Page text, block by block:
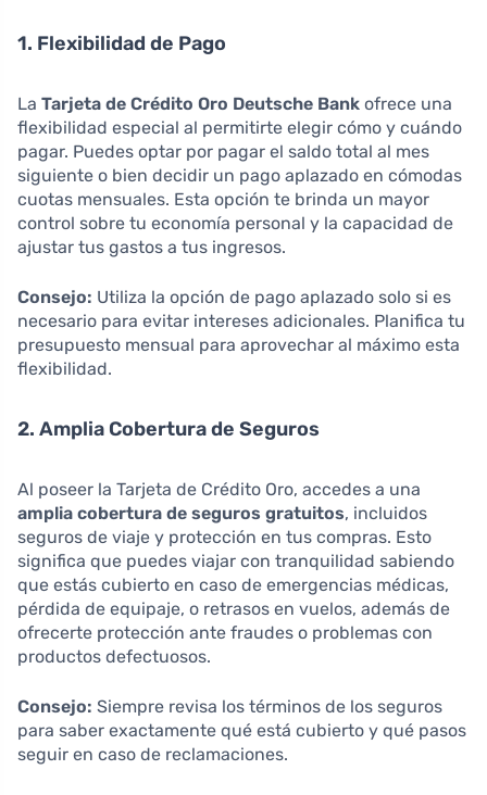
1. Flexibilidad de Pago
La Tarjeta de Crédito Oro Deutsche Bank ofrece una
flexibilidad especial al permitirte elegir cómo y cuándo
pagar. Puedes optar por pagar el saldo total al mes
siguiente o bien decidir un pago aplazado en cómodas
cuotas mensuales. Esta opción te brinda un mayor
control sobre tu economía personal y la capacidad de
ajustar tus gastos a tus ingresos.
Consejo: Utiliza la opción de pago aplazado solo si es
necesario para evitar intereses adicionales. Planifica tu
presupuesto mensual para aprovechar al máximo esta
flexibilidad.
2. Amplia Cobertura de Seguros
Al poseer la Tarjeta de Crédito Oro, accedes a una
amplia cobertura de seguros gratuitos, incluidos
seguros de viaje y protección en tus compras. Esto
significa que puedes viajar con tranquilidad sabiendo
que estás cubierto en caso de emergencias médicas,
pérdida de equipaje, o retrasos en vuelos, además de
ofrecerte protección ante fraudes o problemas con
productos defectuosos.
Consejo: Siempre revisa los términos de los seguros
para saber exactamente qué está cubierto y qué pasos
seguir en caso de reclamaciones.